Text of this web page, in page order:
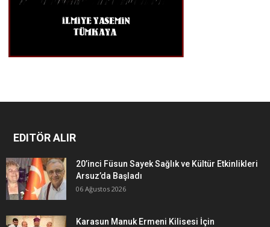
EDITÖR ALIR
20’inci Füsun Sayek Sağlık ve Kültür Etkinlikleri
Arsuz’da Başladı
06 Ağustos 2026
Karasun Manuk Ermeni Kilisesi İçin